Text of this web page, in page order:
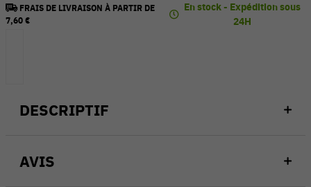
DESCRIPTIF
AVIS
FRAIS DE LIVRAISON À PARTIR DE
7,60 €
En stock - Expédition sous
24H